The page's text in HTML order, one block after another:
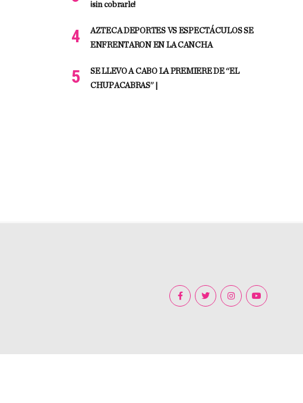
¡sin cobrarle!
AZTECA DEPORTES VS ESPECTÁCULOS SE
ENFRENTARON EN LA CANCHA
SE LLEVO A CABO LA PREMIERE DE “EL
CHUPACABRAS” |